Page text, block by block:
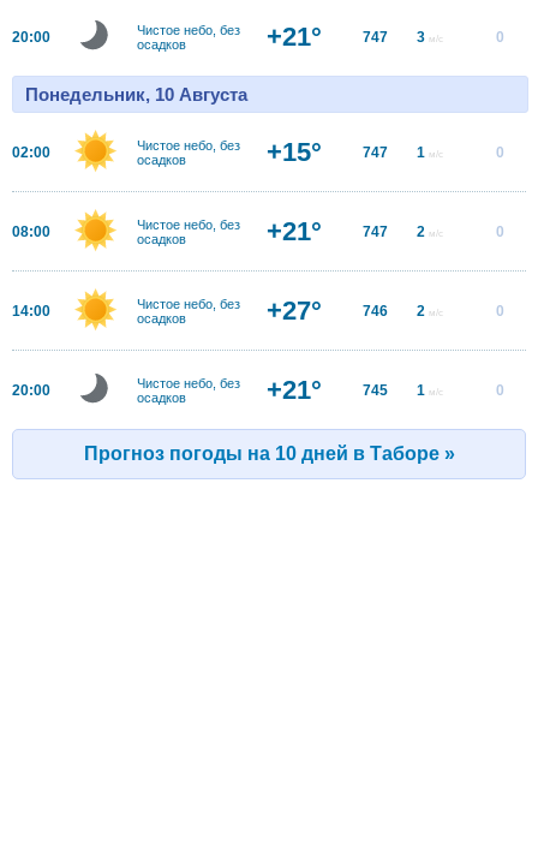
20:00
Чистое небо, без
осадков
+21° 747 3 м/с 0
Понедельник, 10 Августа
02:00
Чистое небо, без
осадков
+15° 747 1 м/с 0
08:00
Чистое небо, без
осадков
+21° 747 2 м/с 0
14:00
Чистое небо, без
осадков
+27° 746 2 м/с 0
20:00
Чистое небо, без
осадков
+21° 745 1 м/с 0
Прогноз погоды на 10 дней в Таборе »